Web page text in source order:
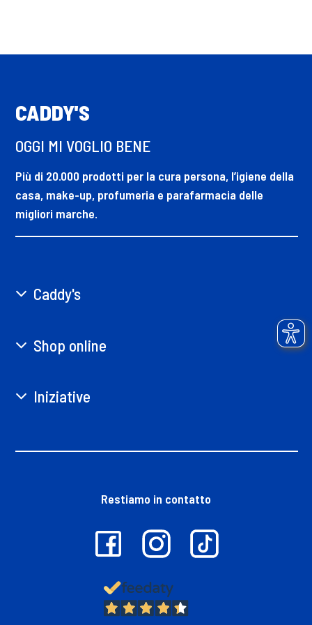
accensione. Non fumare.
CADDY'S
OGGI MI VOGLIO BENE
Più di 20.000 prodotti per la cura persona, l’igiene della
casa, make-up, profumeria e parafarmacia delle
migliori marche.
Caddy's
Shop online
Iniziative
Restiamo in contatto